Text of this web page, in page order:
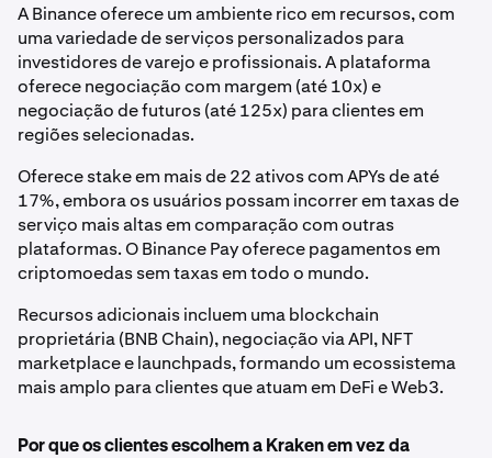
A Binance oferece um ambiente rico em recursos, com
uma variedade de serviços personalizados para
investidores de varejo e profissionais. A plataforma
oferece negociação com margem (até 10x) e
negociação de futuros (até 125x) para clientes em
regiões selecionadas.
Oferece stake em mais de 22 ativos com APYs de até
17%, embora os usuários possam incorrer em taxas de
serviço mais altas em comparação com outras
plataformas. O Binance Pay oferece pagamentos em
criptomoedas sem taxas em todo o mundo.
Recursos adicionais incluem uma blockchain
proprietária (BNB Chain), negociação via API, NFT
marketplace e launchpads, formando um ecossistema
mais amplo para clientes que atuam em DeFi e Web3.
Por que os clientes escolhem a Kraken em vez da